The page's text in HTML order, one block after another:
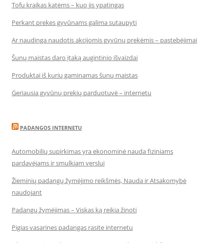
Tofu kraikas katėms – kuo jis ypatingas
Perkant prekes gyvūnams galima sutaupyti
Ar naudinga naudotis akcijomis gyvūnų prekėmis – pastebėjimai
Šunų maistas daro įtaką augintinio išvaizdai
Produktai iš kurių gaminamas šunų maistas
Geriausia gyvūnų prekių parduotuvė – internetu
PADANGOS INTERNETU
Automobilių supirkimas yra ekonominė nauda fiziniams
pardavėjams ir smulkiam verslui
Žieminių padangų žymėjimo reikšmės, Nauda ir Atsakomybė
naudojant
Padangų žymėjimas – Viskas ką reikia žinoti
Pigias vasarines padangas rasite internetu